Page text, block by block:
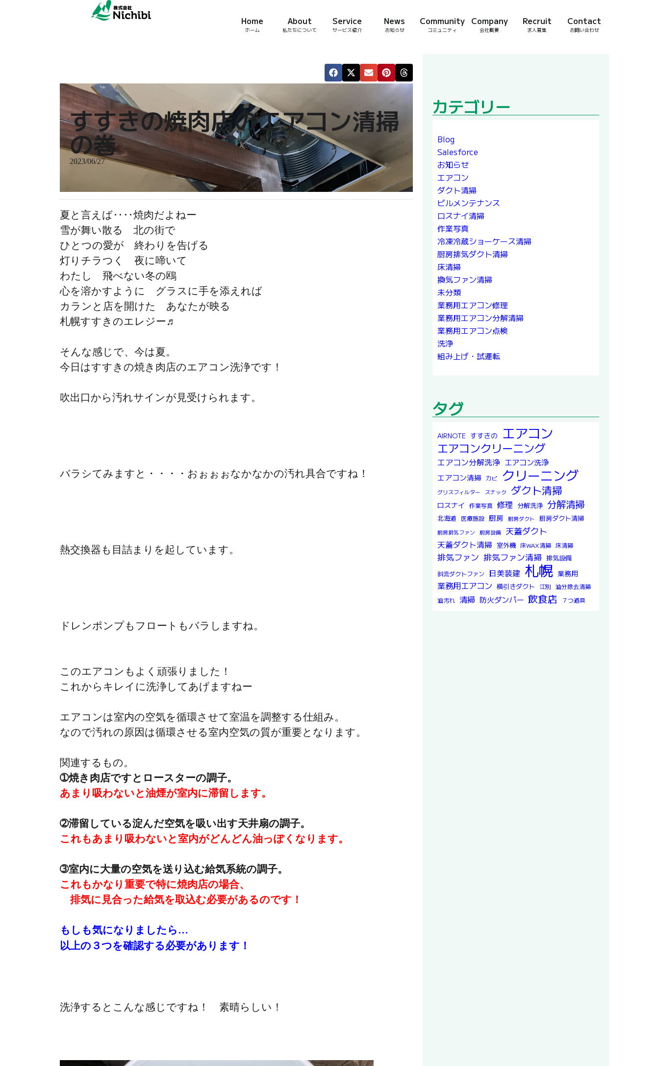
Home
ホーム
About
私たちについて
Service
サービス紹介
News
お知らせ
Community
コミュニティ
Company
会社概要
Recruit
求人募集
Contact
お問い合わせ
すすきの焼肉店のエアコン清掃
の巻
2023/06/27
夏と言えば‥‥焼肉だよねー
雪が舞い散る 北の街で
ひとつの愛が 終わりを告げる
灯りチラつく 夜に啼いて
わたし 飛べない冬の鴎
心を溶かすように グラスに手を添えれば
カランと店を開けた あなたが映る
札幌すすきのエレジー♬
そんな感じで、今は夏。
今日はすすきの焼き肉店のエアコン洗浄です！
吹出口から汚れサインが見受けられます。
バラシてみますと・・・・おぉぉぉなかなかの汚れ具合ですね！
熱交換器も目詰まりを起しています。
ドレンポンプもフロートもバラしますね。
このエアコンもよく頑張りました！
これからキレイに洗浄してあげますねー
エアコンは室内の空気を循環させて室温を調整する仕組み。
なので汚れの原因は循環させる室内空気の質が重要となります。
関連するもの。
➀焼き肉店ですとロースターの調子。
あまり吸わないと油煙が室内に滞留します。
➁滞留している淀んだ空気を吸い出す天井扇の調子。
これもあまり吸わないと室内がどんどん油っぽくなります。
➂室内に大量の空気を送り込む給気系統の調子。
これもかなり重要で特に焼肉店の場合、
排気に見合った給気を取込む必要があるのです！
もしも気になりましたら…
以上の３つを確認する必要があります！
洗浄するとこんな感じですね！ 素晴らしい！
カテゴリー
Blog
Salesforce
お知らせ
エアコン
ダクト清掃
ビルメンテナンス
ロスナイ清掃
作業写真
冷凍冷蔵ショーケース清掃
厨房排気ダクト清掃
床清掃
換気ファン清掃
未分類
業務用エアコン修理
業務用エアコン分解清掃
業務用エアコン点検
洗浄
組み上げ・試運転
タグ
AIRNOTE すすきの エアコン
エアコンクリーニング
エアコン分解洗浄 エアコン洗浄
エアコン清掃 カビ クリーニング
グリスフィルター スナック ダクト清掃
ロスナイ 作業写真 修理 分解洗浄 分解清掃
北海道 医療施設 厨房 厨房ダクト 厨房ダクト清掃
厨房排気ファン 厨房設備 天蓋ダクト
天蓋ダクト清掃 室外機 床WAX清掃 床清掃
排気ファン 排気ファン清掃 排気設備
斜流ダクトファン 日美装建 札幌 業務用
業務用エアコン 横引きダクト 江別 油分除去清掃
油汚れ 清掃 防火ダンパー 飲食店 ７つ道具